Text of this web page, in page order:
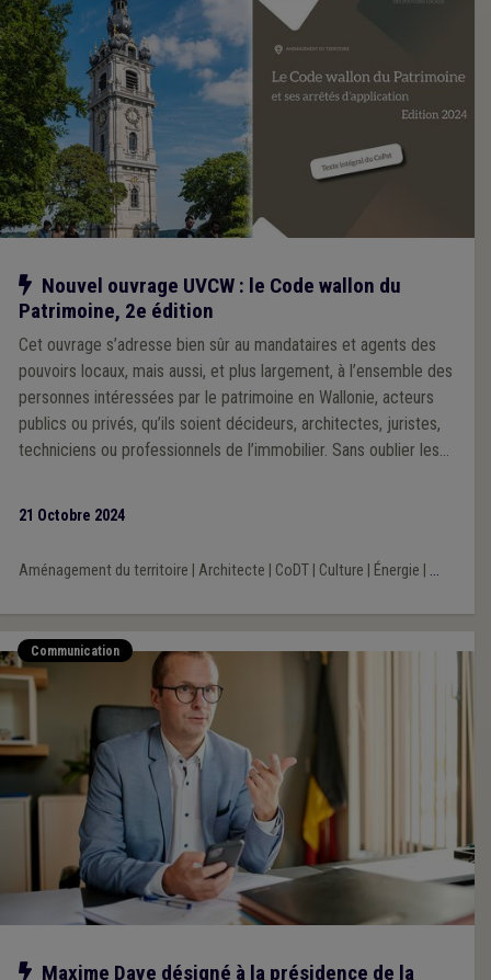
Notre action
Nouvel ouvrage UVCW : le Code wallon du
Patrimoine, 2e édition
Cet ouvrage s’adresse bien sûr au mandataires et agents des
pouvoirs locaux, mais aussi, et plus largement, à l’ensemble des
personnes intéressées par le patrimoine en Wallonie, acteurs
publics ou privés, qu’ils soient décideurs, architectes, juristes,
techniciens ou professionnels de l’immobilier. Sans oublier les
21 Octobre 2024
Aménagement du territoire Architecte CoDT| Culture Énergie ...
Communication
Notre action
Maxime Daye désigné à la présidence de la